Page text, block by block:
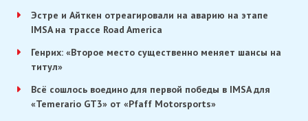
Эстре и Айткен отреагировали на аварию на этапе
IMSA на трассе Road America
Генрих: «Второе место существенно меняет шансы на
титул»
Всё сошлось воедино для первой победы в IMSA для
«Temerario GT3» от «Pfaff Motorsports»